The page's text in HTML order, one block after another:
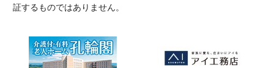
証するものではありません。